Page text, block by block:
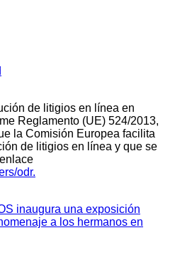
de litigios en línea en
Reglamento (UE) 524/2013,
la Comisión Europea facilita
de litigios en línea y que se
odr.